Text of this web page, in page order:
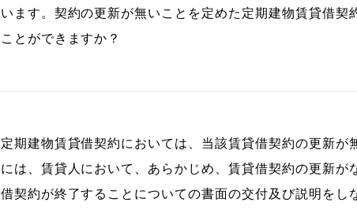
います。契約の更新が無いことを定めた定期建物賃貸借契
ことができますか？
定期建物賃貸借契約においては、当該賃貸借契約の更新が
には、賃貸人において、あらかじめ、賃貸借契約の更新
借契約が終了することについての書面の交付及び説明をし
会員様専用ログイン